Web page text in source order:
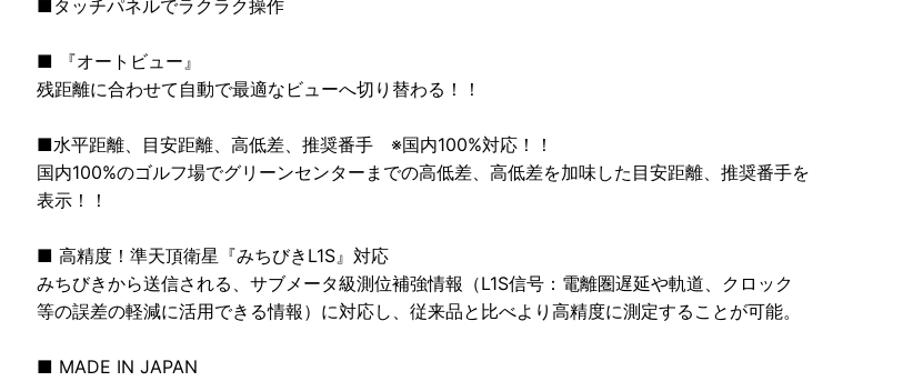
■タッチパネルでラクラク操作
■ 『オートビュー』
残距離に合わせて自動で最適なビューへ切り替わる！！
■水平距離、目安距離、高低差、推奨番手 ※国内100%対応！！
国内100%のゴルフ場でグリーンセンターまでの高低差、高低差を加味した目安距離、推奨番手を
表示！！
■ 高精度！準天頂衛星『みちびきL1S』対応
みちびきから送信される、サブメータ級測位補強情報（L1S信号：電離圏遅延や軌道、クロック
等の誤差の軽減に活用できる情報）に対応し、従来品と比べより高精度に測定することが可能。
■ MADE IN JAPAN